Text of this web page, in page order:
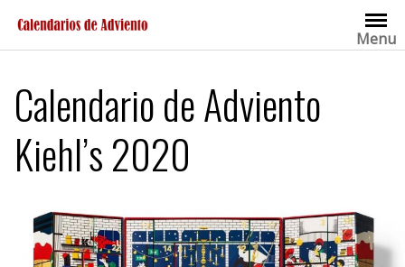
contenido
Menu
Calendario de Adviento
Kiehl’s 2020